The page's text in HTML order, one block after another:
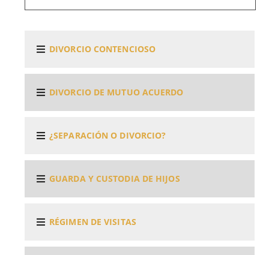
DIVORCIO CONTENCIOSO
DIVORCIO DE MUTUO ACUERDO
¿SEPARACIÓN O DIVORCIO?
GUARDA Y CUSTODIA DE HIJOS
RÉGIMEN DE VISITAS